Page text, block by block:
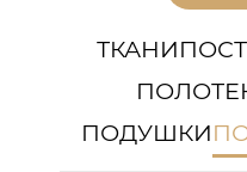
ТКАНИ
ПОДУШКИ